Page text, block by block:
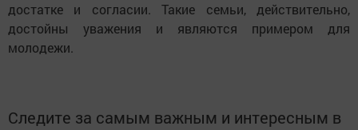
достатке и согласии. Такие семьи, действительно,
достойны уважения и являются примером для
молодежи.
Следите за самым важным и интересным в